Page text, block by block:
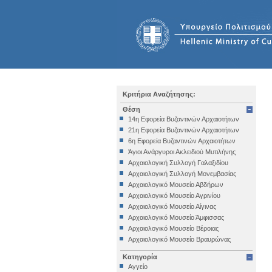
Κριτήρια Αναζήτησης:
Θέση
14η Εφορεία Βυζαντινών Αρχαιοτήτων
21η Εφορεία Βυζαντινών Αρχαιοτήτων
6η Εφορεία Βυζαντινών Αρχαιοτήτων
Άγιοι Ανάργυροι Ακλειδιού Μυτιλήνης
Αρχαιολογική Συλλογή Γαλαξιδίου
Αρχαιολογική Συλλογή Μονεμβασίας
Αρχαιολογικό Μουσείο Αβδήρων
Αρχαιολογικό Μουσείο Αγρινίου
Αρχαιολογικό Μουσείο Αίγινας
Αρχαιολογικό Μουσείο Άμφισσας
Αρχαιολογικό Μουσείο Βέροιας
Αρχαιολογικό Μουσείο Βραυρώνας
Αρχαιολογικό Μουσείο Δελφών
Αρχαιολογικό Μουσείο Ηγουμενίτσας
Κατηγορία
Αγγείο